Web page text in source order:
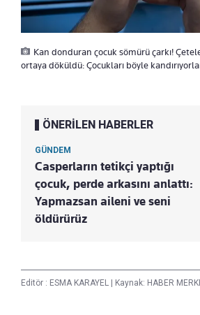
Kan donduran çocuk sömürü çarkı!
ortaya döküldü: Çocukları böyle
ÖNERİLEN HABERLER
GÜNDEM
Casperların tetikçi yaptığı
çocuk, perde arkasını anlattı:
Yapmazsan aileni ve seni
öldürürüz
Editör : ESMA KARAYEL Kaynak: HABER